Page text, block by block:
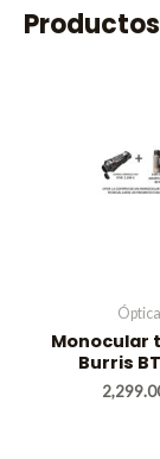
Óptica
Monocular
Burris